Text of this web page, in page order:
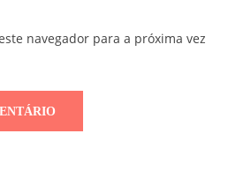
navegador para a próxima vez